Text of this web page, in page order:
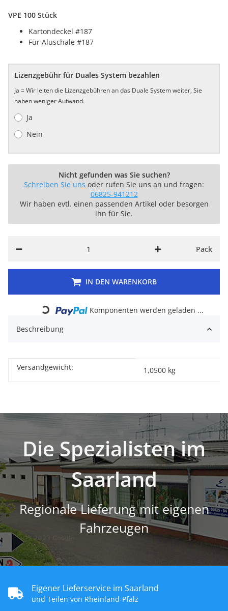
VPE 100 Stück
Kartondeckel #187
Für Aluschale #187
Lizenzgebühr für Duales System bezahlen
Ja = Wir leiten die Lizenzgebühren an das Duale System weiter, Sie
haben weniger Aufwand.
Ja
Nein
Nicht gefunden was Sie suchen?
Schreiben Sie uns oder rufen Sie uns an und fragen:
06825-941212
Wir haben evtl. einen passenden Artikel oder besorgen
ihn für Sie.
Pack
IN DEN WARENKORB
Loading...
Komponenten werden geladen ...
Beschreibung
Produkteigenschaft
Wert
Versandgewicht: 1,0500 kg
Die Spezialisten im
Saarland
Regionale Lieferung mit eigenen
Fahrzeugen
Eigener Lieferservice im Saarland
und Teilen von Rheinland-Pfalz